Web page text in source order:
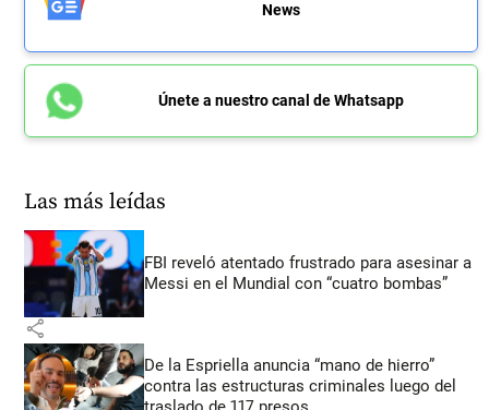
News
Únete a nuestro canal de Whatsapp
Las más leídas
FBI reveló atentado frustrado para asesinar a
Messi en el Mundial con “cuatro bombas”
share
De la Espriella anuncia “mano de hierro”
contra las estructuras criminales luego del